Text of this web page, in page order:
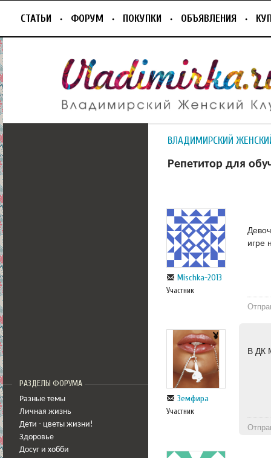
СТАТЬИ ФОРУМ ПОКУПКИ ОБЪЯВЛЕНИЯ
РАЗДЕЛЫ ФОРУМА
Разные темы
Личная жизнь
Дети - цветы жизни!
Здоровье
Досуг и хобби
ВЛАДИМИРСКИЙ
Репетитор для
Mischka-2013
Участник
игре
Земфира
Участник
В ДК